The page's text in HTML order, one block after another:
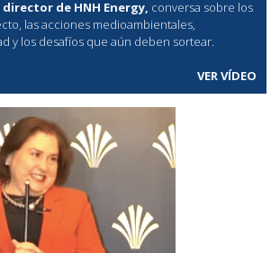
de HNH Energy, conversa sobre los
las acciones medioambientales,
y los desafíos que aún deben sortear.
VER VÍDEO